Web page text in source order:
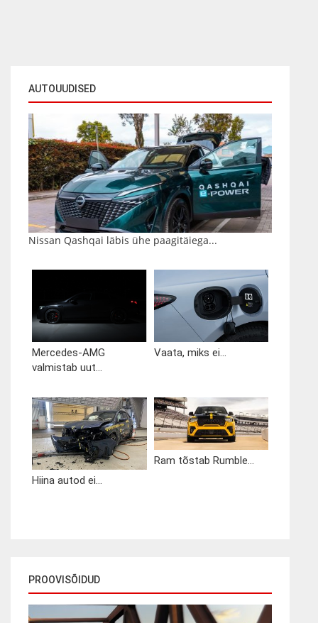
AUTOUUDISED
Nissan Qashqai läbis ühe paagitäiega...
Mercedes-AMG
valmistab uut...
Vaata, miks ei...
Hiina autod ei...
Ram tõstab Rumble...
PROOVISÕIDUD